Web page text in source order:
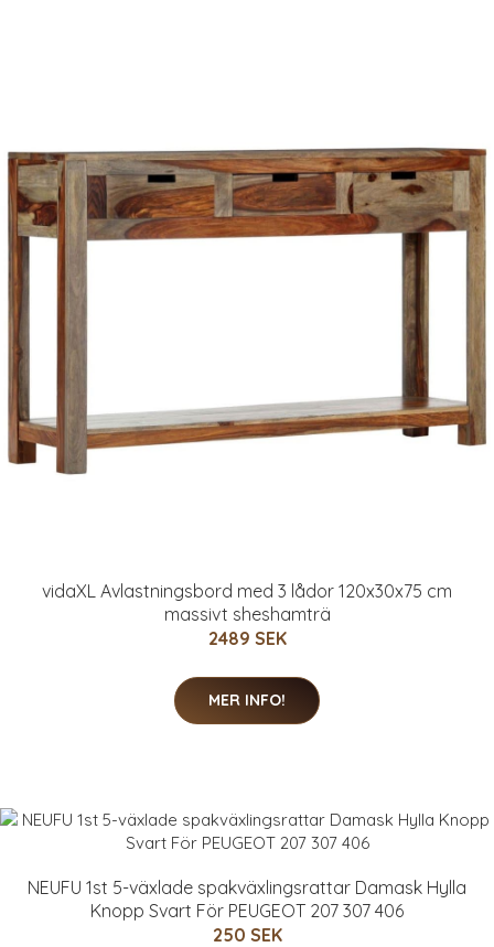
vidaXL Avlastningsbord med 3 lådor 120x30x75 cm
massivt sheshamträ
2489 SEK
MER INFO!
NEUFU 1st 5-växlade spakväxlingsrattar Damask Hylla
Knopp Svart För PEUGEOT 207 307 406
250 SEK